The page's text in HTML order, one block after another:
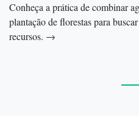
Conheça a prática de combinar
plantação de florestas para
recursos. →